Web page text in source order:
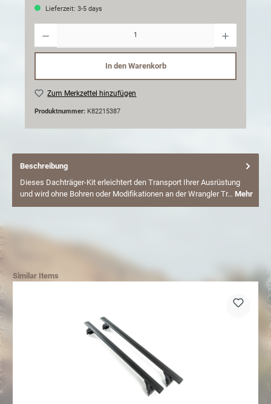
Lieferzeit: 3-5 days
In den Warenkorb
Zum Merkzettel hinzufügen
Produktnummer: K82215387
Beschreibung
Dieses Dachträger-Kit erleichtert den Transport Ihrer Ausrüstung
und wird ohne Bohren oder Modifikationen an der Wrangler Tr… Mehr
Similar Items